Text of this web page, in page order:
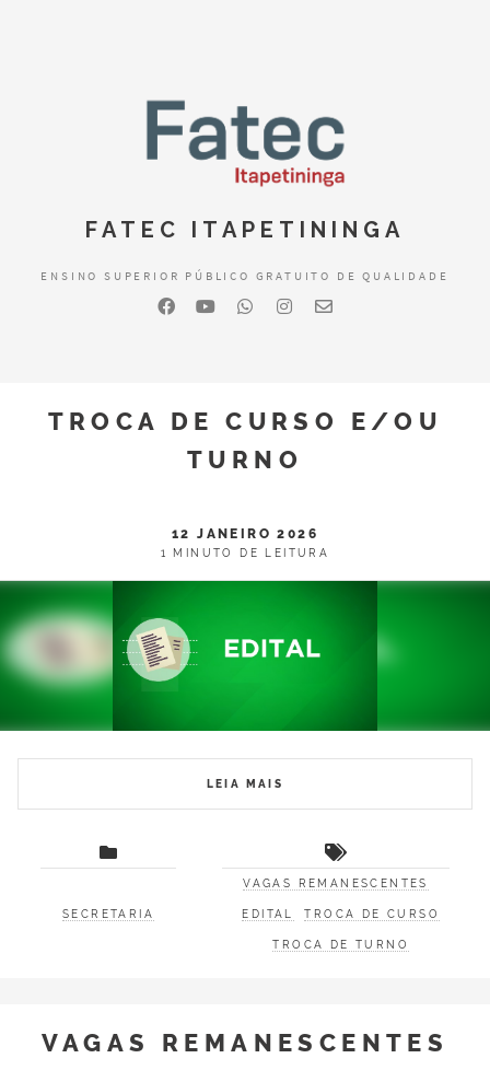
FATEC ITAPETININGA
ENSINO SUPERIOR PÚBLICO GRATUITO DE QUALIDADE
TROCA DE CURSO E/OU
TURNO
12 JANEIRO 2026
1 MINUTO DE LEITURA
LEIA MAIS
SECRETARIA
VAGAS REMANESCENTES
EDITAL TROCA DE CURSO
TROCA DE TURNO
VAGAS REMANESCENTES